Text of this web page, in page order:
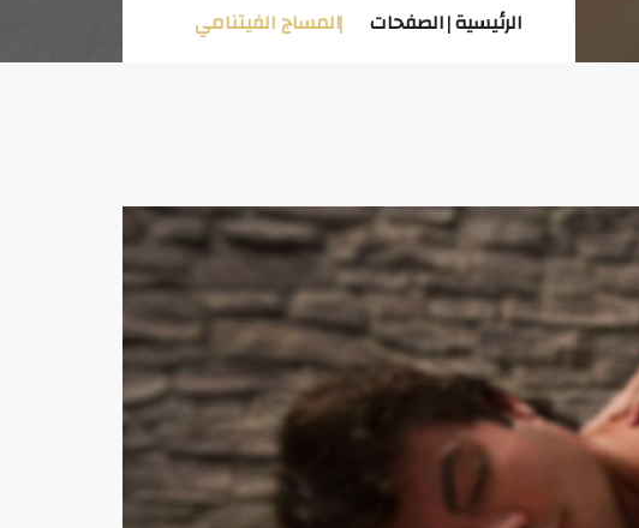
الرئيسيةالصفحات المساج الفيتنامي